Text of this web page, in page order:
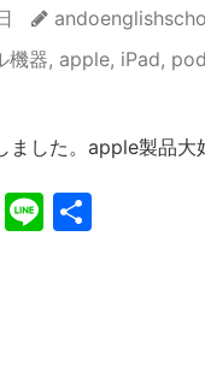
機器, apple, iPad,
ました。apple製品大
Email
Line